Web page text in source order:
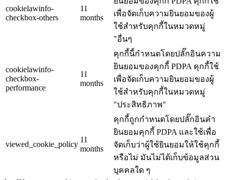
cookielawinfo-
checkbox-others
11
months
เพื่อจัดเก็บความยินยอมของผู้
ใช้สำหรับคุกกี้ในหมวดหมู่
"อื่นๆ
cookielawinfo-
checkbox-
performance
11
months
คุกกี้นี้กำหนดโดยปลั๊กอินความ
ยินยอมของคุกกี้ PDPA คุกกี้ใช้
เพื่อจัดเก็บความยินยอมของผู้
ใช้สำหรับคุกกี้ในหมวดหมู่
"ประสิทธิภาพ"
viewed_cookie_policy
11
months
คุกกี้ถูกกำหนดโดยปลั๊กอินคำ
ยินยอมคุกกี้ PDPA และใช้เพื่อ
จัดเก็บว่าผู้ใช้ยินยอมให้ใช้คุกกี้
หรือไม่ มันไม่ได้เก็บข้อมูลส่วน
บุคคลใด ๆ